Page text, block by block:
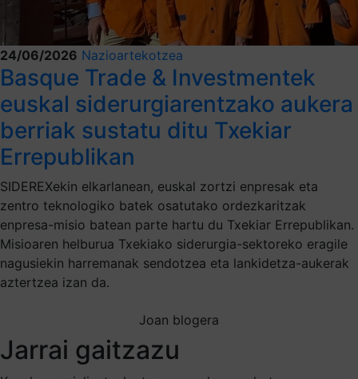
24/06/2026 Nazioartekotzea
Basque Trade & Investmentek
euskal siderurgiarentzako aukera
berriak sustatu ditu Txekiar
Errepublikan
SIDEREXekin elkarlanean, euskal zortzi enpresak eta
zentro teknologiko batek osatutako ordezkaritzak
enpresa-misio batean parte hartu du Txekiar Errepublikan.
Misioaren helburua Txekiako siderurgia-sektoreko eragile
nagusiekin harremanak sendotzea eta lankidetza-aukerak
aztertzea izan da.
Joan blogera
Jarrai gaitzazu